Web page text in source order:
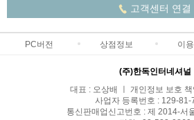
고객센터 연결
PC버전 상점정보 이
(주)한독인터네셔널
대표 : 오상배 ㅣ 개인정보 보호
사업자 등록번호 : 129-81-
통신판매업신고번호 : 제 2014-서